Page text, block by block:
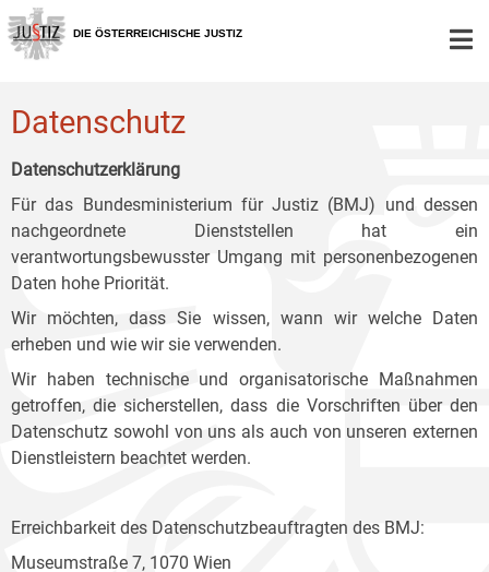
Zur
Hauptnavigation
[1]
Zum
Inhalt
[2]
Zum
Untermenü
[3]
DIE ÖSTERREICHISCHE JUSTIZ
Datenschutz
Datenschutzerklärung
Für das Bundesministerium für Justiz (BMJ) und dessen
nachgeordnete Dienststellen hat ein
verantwortungsbewusster Umgang mit personenbezogenen
Daten hohe Priorität.
Wir möchten, dass Sie wissen, wann wir welche Daten
erheben und wie wir sie verwenden.
Wir haben technische und organisatorische Maßnahmen
getroffen, die sicherstellen, dass die Vorschriften über den
Datenschutz sowohl von uns als auch von unseren externen
Dienstleistern beachtet werden.
Erreichbarkeit des Datenschutzbeauftragten des BMJ:
Museumstraße 7, 1070 Wien